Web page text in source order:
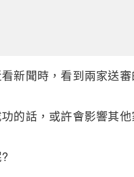
新聞時，看到兩家送
的話，或許會影響其